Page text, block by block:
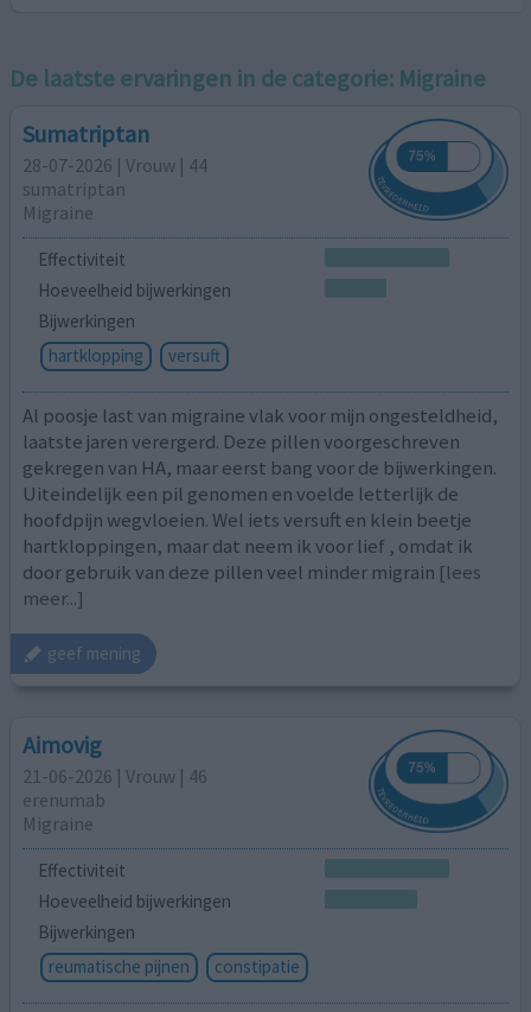
De laatste ervaringen in de categorie: Migraine
Sumatriptan
28-07-2026 | Vrouw | 44
sumatriptan
Migraine
Effectiviteit
Hoeveelheid bijwerkingen
Bijwerkingen
hartklopping
versuft
Al poosje last van migraine vlak voor mijn ongesteldheid,
laatste jaren verergerd. Deze pillen voorgeschreven
gekregen van HA, maar eerst bang voor de bijwerkingen.
Uiteindelijk een pil genomen en voelde letterlijk de
hoofdpijn wegvloeien. Wel iets versuft en klein beetje
hartkloppingen, maar dat neem ik voor lief , omdat ik
door gebruik van deze pillen veel minder migrain [lees
meer...]
geef mening
Aimovig
21-06-2026 | Vrouw | 46
erenumab
Migraine
Effectiviteit
Hoeveelheid bijwerkingen
Bijwerkingen
reumatische pijnen
constipatie